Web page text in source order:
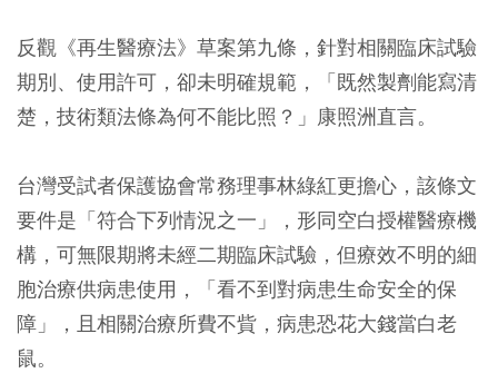
反觀《再生醫療法》草案第九條，針對相關臨床試驗
期別、使用許可，卻未明確規範，「既然製劑能寫清
楚，技術類法條為何不能比照？」康照洲直言。
台灣受試者保護協會常務理事林綠紅更擔心，該條文
要件是「符合下列情況之一」，形同空白授權醫療機
構，可無限期將未經二期臨床試驗，但療效不明的細
胞治療供病患使用，「看不到對病患生命安全的保
障」，且相關治療所費不貲，病患恐花大錢當白老
鼠。